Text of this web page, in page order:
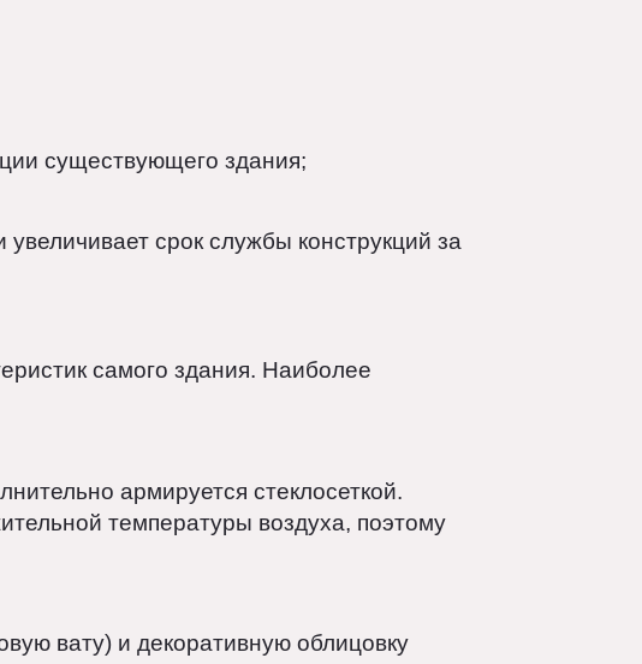
уходит через стены. А правильно
самого здания. Наиболее
армируется стеклосеткой.
температуры воздуха, поэтому